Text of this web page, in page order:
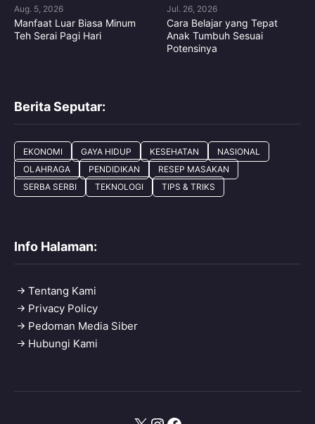
Aug. 5, 2026
Manfaat Luar Biasa Minum
Teh Serai Pagi Hari
Jul. 26, 2026
Cara Belajar yang Tepat
Anak Tumbuh Sesuai
Potensinya
Berita Seputar:
EKONOMI GAYA HIDUP KESEHATAN
NASIONAL
OLAHRAGA
PENDIDIKAN
RESEP MASAKAN
SERBA SERBI
TEKNOLOGI TIPS & TRIKS
Info Halaman:
Tentang Kami
Privacy Policy
Pedoman Media Siber
Hubungi Kami